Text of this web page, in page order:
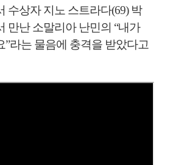
수상자 지노 스트라다(69) 박
만난 소말리아 난민의 “내가
”라는 물음에 충격을 받았다고